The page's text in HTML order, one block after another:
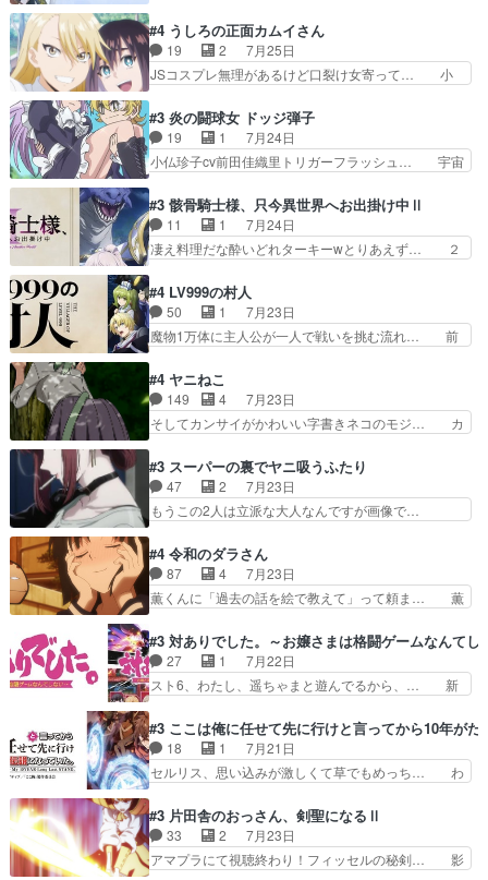
で相手の緊張を解く相手の共… たまったアニメ
50本だってｗ今日も帰った… マネージャー実在
した大逆風のハズなのに全…
の恋愛系で1番これが好き。愛する気は… 今晩
は、2130頃からシンデレラガールズ… 公爵の妻
なのに着てる洋服がシンプル。テー… まあ、これ
は見なくていいな。むしろ判断が… 自分でも気づ
ぜかヒロイン化していますデ… 【今夜のアニメA
は…】前向き没落令嬢×こ… 「ぼやっとしてたら
菜園の領地の外まで開墾…
#4 うしろの正面カムイさん
19 2
7月25日
JSコスプレ無理があるけど口裂け女寄って… 小
カちゃんがヤバすぎてボキキしそう(ぇ… 口裂け
女って人を襲うって知らなかった…ポ… そのスタ
イルで小学生ファッションは口裂け… 相変わら
ず、尺の都合なのか原作漫画の細か… 除霊士カム
昭和キッズを恐怖のどん底へ突… 現代で有名な口
裂け女登場！お市ちゃん、ポ… ろくろ首の除霊シ
ーン「悪霊退散」のパチン…
#3 炎の闘球女 ドッジ弾子
19 1
7月24日
小仏珍子cv前田佳織里トリガーフラッシュ… 宇宙
いたぶってるのか！？Cパートで懐か… 普通にド
ッジが激アツ。いや羽仁衣が初めて… 優谷優の声
優に「ちんこ」って言わせてて興… 珍子ちゃ
ん………！！！！？！先週に引き続… これは意図
限ったことでなく、最近のアニ… 東山朱莉
（AkariHIGASHIYAM… こんなに可憐で可愛い泣
き虫メイドが僅か3…
#3 骸骨騎士様、只今異世界へお出掛け中Ⅱ
11 1
7月24日
凄え料理だな酔いどれターキーwとりあえず… ２
いの良いお兄ちゃん！！現場も楽しかっ… 第３話
をｄアニメストアで視聴しました。視… ローデン
王国ホーバン領を訪れたアーク一行… 1期に引き
続き２期にも出演させていただけ… 1期の頃から
題解決特筆する事は無いが、… 今週もありがとう
ございます耳がヒクヒクな… 時計台に登ってるの
見ると挟まれないか心配…
#4 LV999の村人
50 1
7月23日
魔物1万体に主人公が一人で戦いを挑む流れ… 前
を魔物と人間に殺された鏡の生い立ち。… 勇者た
ちを信じてアリスを預ける、鏡を信じ… 勇者パー
ティが仲間になった！？会話が通じ… 鏡の過去、
辛すぎて胸が苦しくなりました…… 最初、勇者パ
コちゃんの性別が間違えられ… 鏡の両親がモンス
ターと人間にそれぞれ命を… 胸が苦しくなるほど
鏡くんの過去がとても残…
#4 ヤニねこ
149 4
7月23日
そしてカンサイがかわいい字書きネコのモジ… カ
は『ちんこ』によってリミッターが外れ… 今回は
汚い要素あまりなく普通にギャグアニ… あとアイ
キャッチが釈迦だったの本当に最高… まー、今回
もコンプライアンス違反にどこま… 達郎のオチに
ニメが好きでも大丈夫だよ」… あんな事こんな事
いっぱいさせられちゃうこ… 妹ネコちゃんのバー
ガーにタバコ入ってるの…
#3 スーパーの裏でヤニ吸うふたり
47 2
7月23日
もうこの2人は立派な大人なんですが画像で…
こ叡智でセクシー！ミストふっかけて嗅ぎ… あい
かわらず山田さんと田山さんが同一人物… 今さら
だけどずとまよのOP合ってるね。首… 佐々木と
田山さんにロマンスの香りが漂って… 佐々木さん
「ただのヤニ仲間」から「ちゃ… 田山から消臭ミ
ストを戴いてお礼返しをして… からかったつもり
なのに、思いもよらない佐…
#4 令和のダラさん
87 4
7月23日
薫くんに「過去の話を絵で教えて」って頼ま… 薫
シリアス展開になるかと思ったら全然そ… 薫が通
うは応神町立応神北小学校一方、日向… 思ったの
と違う刺客出てきたwwただ関西弁… とエピソー
ドの進みにおどろくけど、気持ち… ①作文の定番
れしてきた。ミステリアスな… 弟くんから昔の話
を絵に描いて！と言われた… 神をも恐れぬ姉弟と
ダラさんのコメディかと…
#3 対ありでした。～お嬢さまは格闘ゲームなんてし
27 1
7月22日
スト6、わたし、遥ちゃまと遊んでるから、… 新
ぁ、こんな都合よく格ゲー女子が集まるか… 規律
違反は許さない人かと負けず嫌いの可愛… 何かに
一生懸命になっている女の子はかわい… 先の一件
で綾と美緒は親しくなる。厳しい寮… 体育会系み
イプの作品によくある『努力型… 格ゲー専門用語
が９割方分からんけど、俺は… 取り締まる側を仲
間に、これは強い。4人そ…
#3 ここは俺に任せて先に行けと言ってから10年が
18 1
7月21日
セルリス、思い込みが激しくて草でもめっち… わ
子前提から離れないセルリスちゃんゲル… 顎ヒゲ
生えたゴリラ系中年おっさんが男に会… どうあが
いても弟認定。ニワトリファイター… ここは俺に
任せて先に行けと言ってから１０… ちょっと奇妙
#3 片田舎のおっさん、剣聖になるⅡ
33 2
7月23日
アマプラにて視聴終わり！フィッセルの秘剣… 影